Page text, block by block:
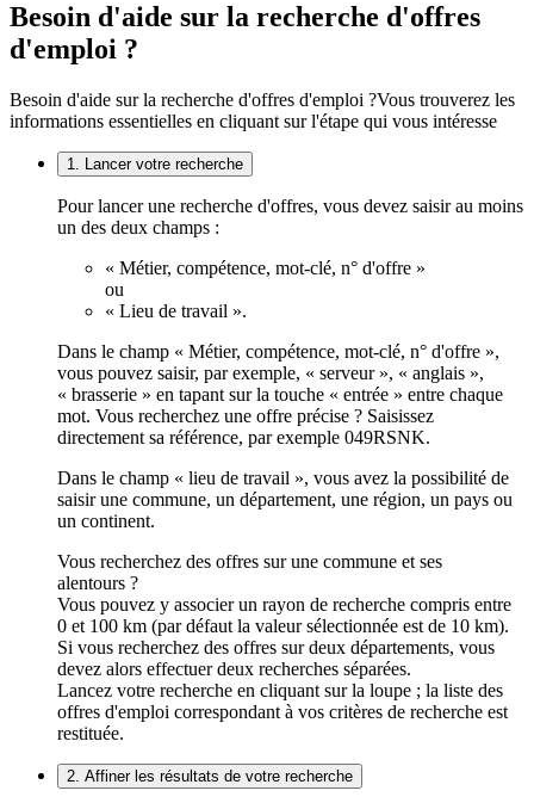
Besoin d'aide sur la recherche d'offres
d'emploi ?
Besoin d'aide sur la recherche d'offres d'emploi ?Vous trouverez les
informations essentielles en cliquant sur l'étape qui vous intéresse
1. Lancer votre recherche
Pour lancer une recherche d'offres, vous devez saisir au moins
un des deux champs :
« Métier, compétence, mot-clé, n° d'offre »
ou
« Lieu de travail ».
Dans le champ « Métier, compétence, mot-clé, n° d'offre »,
vous pouvez saisir, par exemple, « serveur », « anglais »,
« brasserie » en tapant sur la touche « entrée » entre chaque
mot. Vous recherchez une offre précise ? Saisissez
directement sa référence, par exemple 049RSNK.
Dans le champ « lieu de travail », vous avez la possibilité de
saisir une commune, un département, une région, un pays ou
un continent.
Vous recherchez des offres sur une commune et ses
alentours ?
Vous pouvez y associer un rayon de recherche compris entre
0 et 100 km (par défaut la valeur sélectionnée est de 10 km).
Si vous recherchez des offres sur deux départements, vous
devez alors effectuer deux recherches séparées.
Lancez votre recherche en cliquant sur la loupe ; la liste des
offres d'emploi correspondant à vos critères de recherche est
restituée.
2. Affiner les résultats de votre recherche